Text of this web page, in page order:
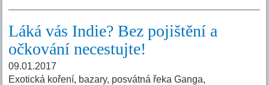
Láká vás Indie? Bez pojištění a
očkování necestujte!
09.01.2017
Exotická koření, bazary, posvátná řeka Ganga,